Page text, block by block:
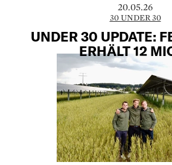
20.05.26
30 UNDER 30
UNDER 30 UPDATE:
ERHÄLT 12